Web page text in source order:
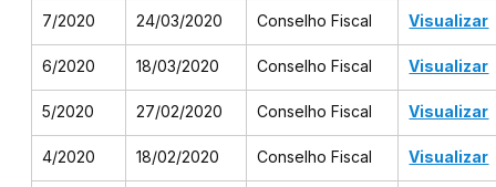
7/2020 24/03/2020 Conselho Fiscal Visualizar
6/2020 18/03/2020 Conselho Fiscal Visualizar
5/2020 27/02/2020 Conselho Fiscal Visualizar
4/2020 18/02/2020 Conselho Fiscal Visualizar